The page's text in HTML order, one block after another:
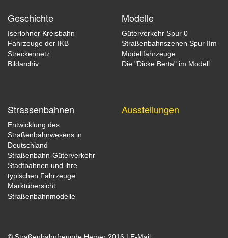
Geschichte
Iserlohner Kreisbahn
Fahrzeuge der IKB
Streckennetz
Bildarchiv
Modelle
Güterverkehr Spur 0
Straßenbahnszenen Spur IIm
Modellfahrzeuge
Die "Dicke Berta" im Modell
Strassenbahnen
Entwicklung des
Straßenbahnwesens in
Deutschland
Straßenbahn-Güterverkehr
Stadtbahnen und ihre
typischen Fahrzeuge
Marktübersicht
Straßenbahnmodelle
Ausstellungen